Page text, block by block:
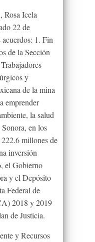
Rosa Icela
22 de
1. Fin
de la Sección
y
de la mina
emprender
la salud
en los
millones de
inversión
el Gobierno
y el Depósito
Federal de
2018 y 2019
de Justicia.
y Recursos